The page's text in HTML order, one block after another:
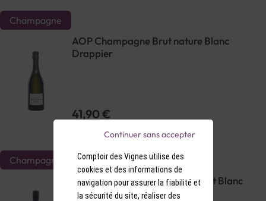
Champagne
AOP Champagne Brut nature Blanc
Drappier
41,90 €
Champagne
AOP Champagne grand cru Brut Blanc
Champagne Autréau Réserve
Comptoir des Vignes utilise des
cookies et des informations de
navigation pour assurer la fiabilité et
la sécurité du site, réaliser des
Continuer sans accepter